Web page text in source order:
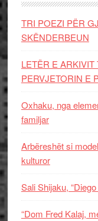
TRI POEZI PËR
SKËNDERBEUN
LETËR E
PERVJETORIN E
Oxhaku, nga
familjar
Arbëreshët si
kulturor
Sali Shijaku,
“Dom Fred Kalaj,